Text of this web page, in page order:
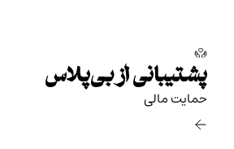
پشتیبانی از بی‌پلاس
حمایت مالی‌